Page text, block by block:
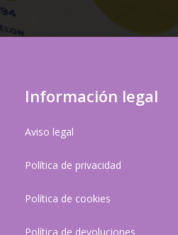
Información legal
Aviso legal
Política de privacidad
Política de cookies
Política de devoluciones